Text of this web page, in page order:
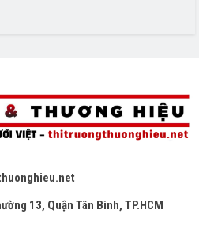
13, Quận Tân Bình, TP.HCM